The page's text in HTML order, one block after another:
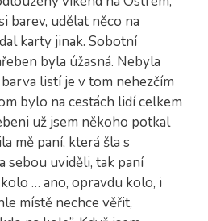
barev, udělat něco na
karty jinak. Sobotní
byla úžasná. Nebyla
listí je v tom nehezčím
bylo na cestách lidí celkem
už jsem někoho potkal
mě paní, která šla s
sebou uviděli, tak paní
… ano, opravdu kolo, i
místě nechce věřit,